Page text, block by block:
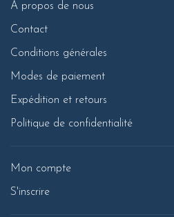
À propos de nous
Contact
Conditions générales
Modes de paiement
Expédition et retours
Politique de confidentialité
Mon compte
S'inscrire